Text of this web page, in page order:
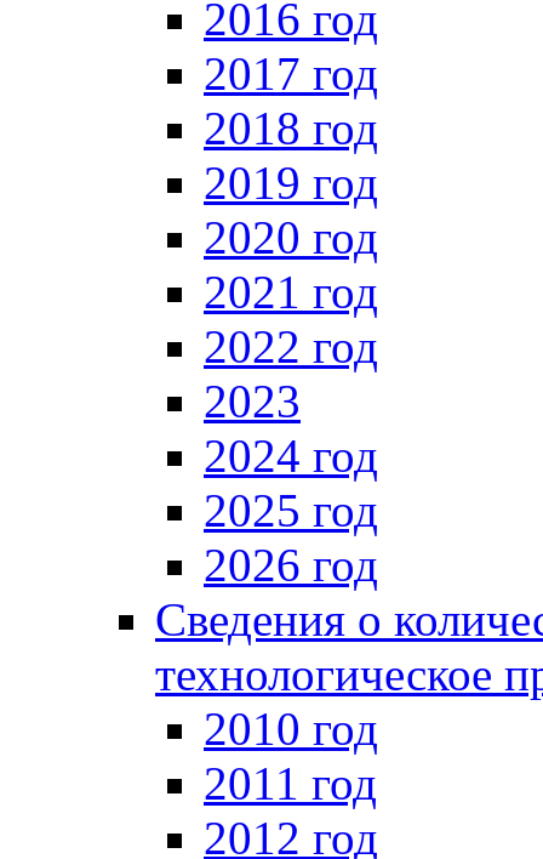
2016 год
2017 год
2018 год
2019 год
2020 год
2021 год
2022 год
2023
2024 год
2025 год
2026 год
Сведения о
технологическое
2010 год
2011 год
2012 год